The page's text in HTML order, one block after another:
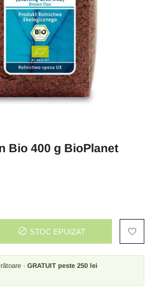
Bio 400 g BioPlanet
STOC EPUIZAT
· GRATUIT peste 250 lei